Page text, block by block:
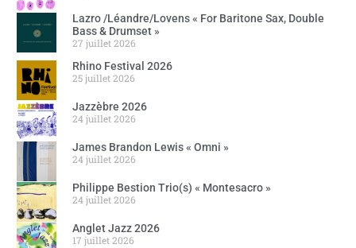
Lazro /Léandre/Lovens « For Baritone Sax, Double
Bass & Drumset »
27 juillet 2026
Rhino Festival 2026
25 juillet 2026
Jazzèbre 2026
24 juillet 2026
James Brandon Lewis « Omni »
24 juillet 2026
Philippe Bestion Trio(s) « Montesacro »
24 juillet 2026
Anglet Jazz 2026
17 juillet 2026